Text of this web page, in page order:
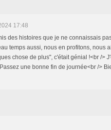
17:48
des histoires que je ne connaissais
temps aussi, nous en profitons, nous
chose de plus", c'était génial !<br />
une bonne fin de journée<br />